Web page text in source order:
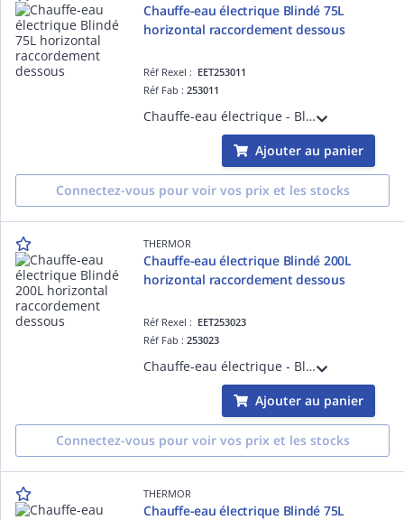
Chauffe-eau électrique Blindé 75L
horizontal raccordement dessous
Réf Rexel : EET253011
Réf Fab :253011
Chauffe-eau électrique - Blindé 75L horizontal raccordement dessous monophasé - livré avec 1 raccord diélectrique 3/4'
Ajouter au panier
Connectez-vous pour voir vos prix et les stocks
THERMOR
Chauffe-eau électrique Blindé 200L
horizontal raccordement dessous
Réf Rexel : EET253023
Réf Fab :253023
Chauffe-eau électrique - Blindé 200L horizontal raccordement dessous monophasé - livré avec 1 raccord diélectrique 3/4'
Ajouter au panier
Connectez-vous pour voir vos prix et les stocks
THERMOR
Chauffe-eau électrique Blindé 75L